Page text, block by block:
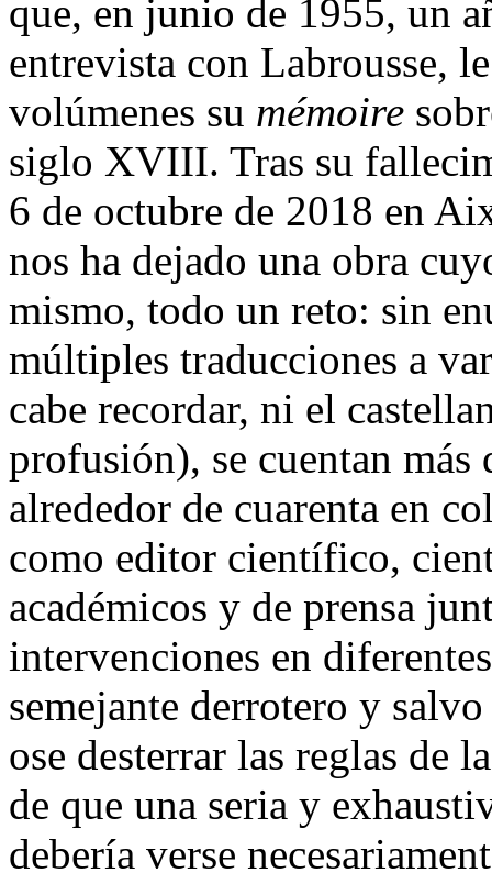
que, en junio de 1955, un
entrevista con Labrousse,
volúmenes su mémoire
siglo XVIII. Tras su
6 de octubre de 2018 en
nos ha dejado una obra
mismo, todo un reto: sin
múltiples traducciones a
cabe recordar, ni el
profusión), se cuentan
alrededor de cuarenta en
como editor científico,
académicos y de prensa
intervenciones en
semejante derrotero y
ose desterrar las reglas de
de que una seria y
debería verse